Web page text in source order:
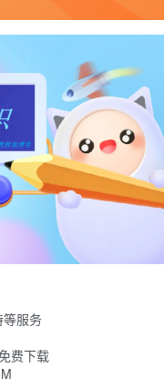
正版 →→→正版购买
物语：矿石镇的伙伴们
照顾动物、和住在镇
等服务
费下载